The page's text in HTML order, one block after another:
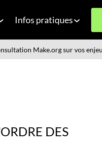
Infos pratiques
Make.org sur vos
DES